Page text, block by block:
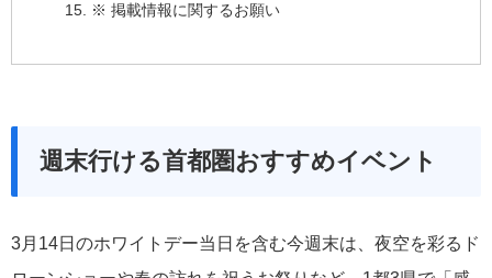
※ 掲載情報に関するお願い
週末行ける首都圏おすすめイベント
3月14日のホワイトデー当日を含む今週末は、夜空を彩るド